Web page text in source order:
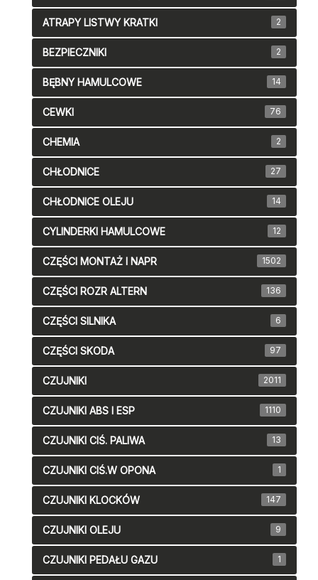
ATRAPY LISTWY KRATKI 2
BEZPIECZNIKI 2
BĘBNY HAMULCOWE 14
CEWKI 76
CHEMIA 2
CHŁODNICE 27
CHŁODNICE OLEJU 14
CYLINDERKI HAMULCOWE 12
CZĘŚCI MONTAŻ I NAPR 1502
CZĘŚCI ROZR ALTERN 136
CZĘŚCI SILNIKA 6
CZĘŚCI SKODA 97
CZUJNIKI 2011
CZUJNIKI ABS I ESP 1110
CZUJNIKI CIŚ. PALIWA 13
CZUJNIKI CIŚ.W OPONA 1
CZUJNIKI KLOCKÓW 147
CZUJNIKI OLEJU 9
CZUJNIKI PEDAŁU GAZU 1